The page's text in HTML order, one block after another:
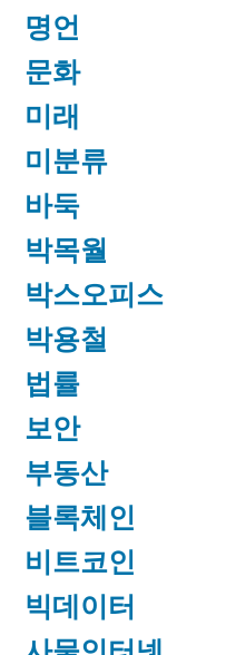
명언
문화
미래
미분류
바둑
박목월
박스오피스
박용철
법률
보안
부동산
블록체인
비트코인
빅데이터